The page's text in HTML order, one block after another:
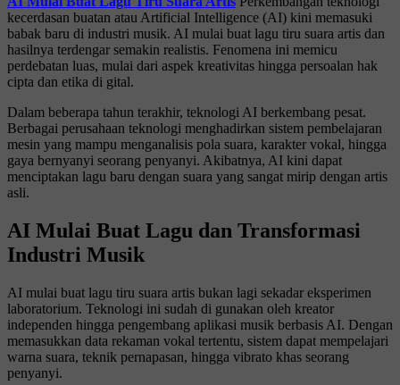
kecerdasan buatan atau Artificial Intelligence (AI) kini memasuki
babak baru di industri musik. AI mulai buat lagu tiru suara artis dan
hasilnya terdengar semakin realistis. Fenomena ini memicu
perdebatan luas, mulai dari aspek kreativitas hingga persoalan hak
cipta dan etika di gital.
Dalam beberapa tahun terakhir, teknologi AI berkembang pesat.
Berbagai perusahaan teknologi menghadirkan sistem pembelajaran
mesin yang mampu menganalisis pola suara, karakter vokal, hingga
gaya bernyanyi seorang penyanyi. Akibatnya, AI kini dapat
menciptakan lagu baru dengan suara yang sangat mirip dengan artis
asli.
AI Mulai Buat Lagu dan Transformasi
Industri Musik
AI mulai buat lagu tiru suara artis bukan lagi sekadar eksperimen
laboratorium. Teknologi ini sudah di gunakan oleh kreator
independen hingga pengembang aplikasi musik berbasis AI. Dengan
memasukkan data rekaman vokal tertentu, sistem dapat mempelajari
warna suara, teknik pernapasan, hingga vibrato khas seorang
penyanyi.